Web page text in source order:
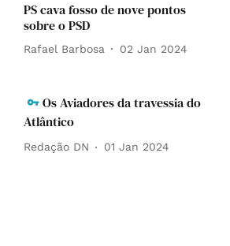
PS cava fosso de nove pontos
sobre o PSD
Rafael Barbosa 02 Jan 2024
Os Aviadores da travessia do
Atlântico
Redação DN 01 Jan 2024